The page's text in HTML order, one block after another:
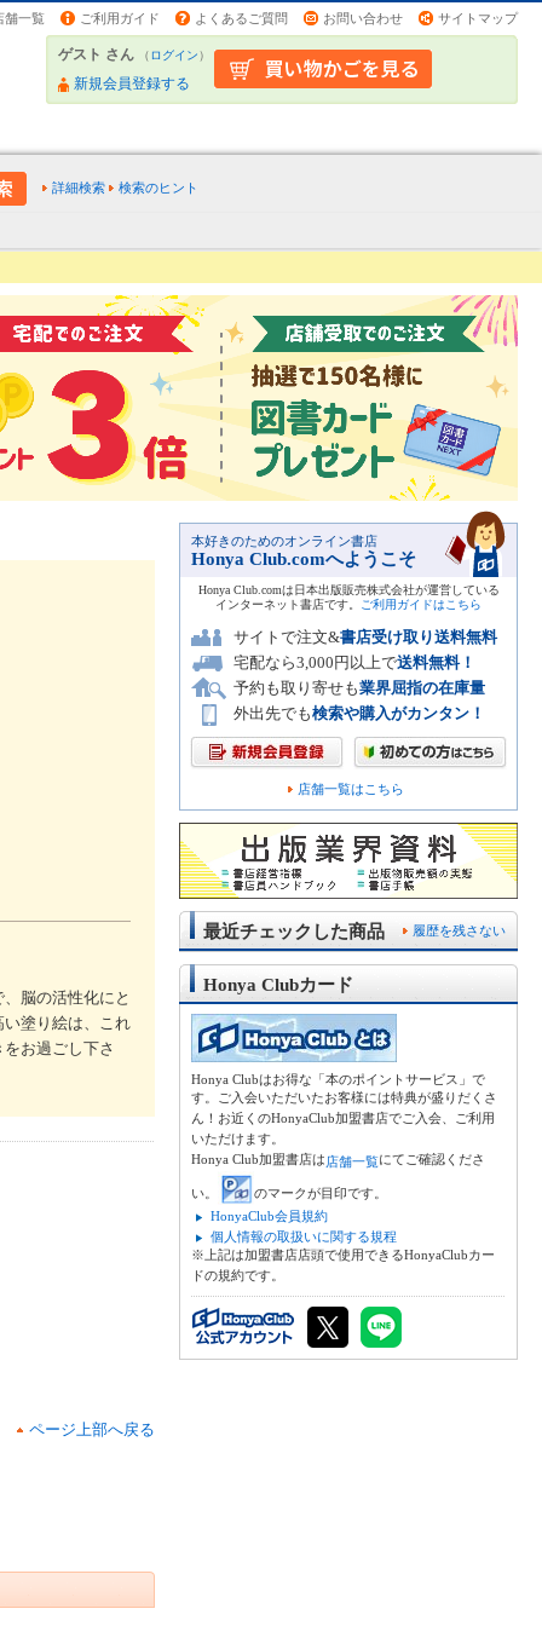
舗一覧 ご利用ガイド よくあるご質問 お問い合わせ サイトマップ
ゲスト さん （ログイン）
新規会員登録する
詳細検索 検索のヒント
脳の活性化にと
塗り絵は、これ
お過ごし下さ
ページ上部へ戻る
本好きのためのオンライン書店
Honya Club.comへようこそ
Honya Club.comは日本出版販売株式会社が運営している
インターネット書店です。
ご利用ガイドはこちら
サイトで注文&書店受け取り送料無料
宅配なら3,000円以上で送料無料！
予約も取り寄せも業界屈指の在庫量
外出先でも検索や購入がカンタン！
店舗一覧はこちら
履歴を残さない
最近チェックした商品
Honya Clubカード
Honya Clubはお得な「本のポイントサービス」で
す。ご入会いただいたお客様には特典が盛りだくさ
ん！お近くのHonyaClub加盟書店でご入会、ご利用
いただけます。
Honya Club加盟書店は店舗一覧にてご確認くださ
い。
のマークが目印です。
HonyaClub会員規約
個人情報の取扱いに関する規程
※上記は加盟書店店頭で使用できるHonyaClubカー
ドの規約です。